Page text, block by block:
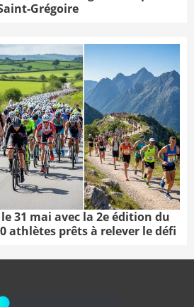
Grégoire
31 mai avec la 2e édition du
athlètes prêts à relever le défi